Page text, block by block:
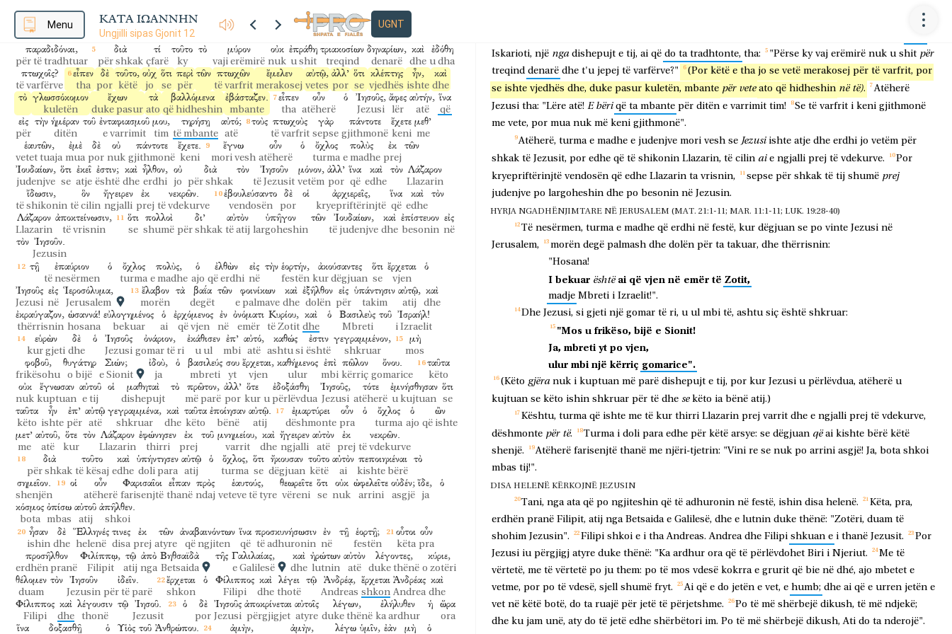
Menu ΚΑΤΑ ΙΩΑΝΝΗΝ
Ungjilli sipas Gjonit 12
UGNT
dhe fshiu flokëve të saj këmbët shtëpia u mbush prej aromës
μύρου.
së vajit erëmirë
λέγει
thotë
δὲ
por
Ἰούδας
Juda
ὁ Ἰσκαριώτης,
Iskarioti
εἷς μαθητῶν
i dishepujve
αὐτοῦ,
të tij
ὁ μέλλων
që ishte gati
παραδιδόναι,
për të tradhtuar
διὰ
për shkak
τί
çfarë
τοῦτο
ky
τὸ μύρον
vaji erëmirë
οὐκ
nuk
ἐπράθη
u shit
τριακοσίων
treqind
δηναρίων,
denarë
καὶ
dhe
ἐδόθη
u dha
πτωχοῖς?
të varfërve
εἶπεν
tha
δὲ
por
τοῦτο,
këtë
οὐχ
jo
ὅτι
se
περὶ
për
τῶν πτωχῶν
të varfrit
ἔμελεν
merakosej
αὐτῷ,
vetes
ἀλλ’
por
ὅτι
se
κλέπτης
vjedhës
ἦν,
ishte
καὶ
dhe
τὸ γλωσσόκομον
kuletën
ἔχων
duke pasur
τὰ
ato
βαλλόμενα
që hidheshin
ἐβάσταζεν.
mbante
εἶπεν
tha
οὖν
atëherë
ὁ Ἰησοῦς,
Jezusi
ἄφες
lër
αὐτήν,
atë
ἵνα
që
εἰς
për
τὴν ἡμέραν
ditën
τοῦ ἐνταφιασμοῦ
e varrimit
μου,
tim
τηρήσῃ
të mbante
αὐτό;
atë
τοὺς πτωχοὺς
të varfrit
γὰρ
sepse
πάντοτε
gjithmonë
ἔχετε
keni
μεθ’
me
ἑαυτῶν,
vetet tuaja
ἐμὲ
mua
δὲ
por
οὐ
nuk
πάντοτε
gjithmonë
ἔχετε.
keni
ἔγνω
mori vesh
οὖν
atëherë
ὁ ὄχλος
turma
πολὺς
e madhe
ἐκ
prej
τῶν
Ἰουδαίων,
judenjve
ὅτι
se
ἐκεῖ
atje
ἐστιν;
është
καὶ
dhe
ἦλθον,
erdhi
οὐ
jo
διὰ
për shkak
τὸν Ἰησοῦν
të Jezusit
μόνον,
vetëm
ἀλλ’
por
ἵνα
që
καὶ
edhe
τὸν Λάζαρον
Llazarin
ἴδωσιν,
të shikonin
ὃν
të cilin
ἤγειρεν
ngjalli
ἐκ
prej
νεκρῶν.
të vdekurve
ἐβουλεύσαντο
vendosën
δὲ
por
οἱ ἀρχιερεῖς,
kryepriftërinjtë
ἵνα
që
καὶ
edhe
τὸν
Λάζαρον
Llazarin
ἀποκτείνωσιν,
të vrisnin
ὅτι
se
πολλοὶ
shumë
δι’
për shkak
αὐτὸν
të atij
ὑπῆγον
largoheshin
τῶν Ἰουδαίων,
të judenjve
καὶ
dhe
ἐπίστευον
besonin
εἰς
në
τὸν Ἰησοῦν.
Jezusin
τῇ ἐπαύριον
të nesërmen
ὁ ὄχλος
turma
πολὺς,
e madhe
ὁ
ajo
ἐλθὼν
që erdhi
εἰς
në
τὴν ἑορτήν,
festën
ἀκούσαντες
kur dëgjuan
ὅτι
se
ἔρχεται
vjen
ὁ
Ἰησοῦς
Jezusi
εἰς
në
Ἱεροσόλυμα,
Jerusalem
ἔλαβον
morën
τὰ βαΐα
degët
τῶν φοινίκων
e palmave
καὶ
dhe
ἐξῆλθον
dolën
εἰς
për
ὑπάντησιν
takim
αὐτῷ,
atij
καὶ
dhe
ἐκραύγαζον,
thërrisnin
ὡσαννά!
hosana
εὐλογημένος
bekuar
ὁ
ai
ἐρχόμενος
që vjen
ἐν
në
ὀνόματι
emër
Κυρίου,
të Zotit
καὶ
dhe
ὁ Βασιλεὺς
Mbreti
τοῦ Ἰσραήλ!
i Izraelit
εὑρὼν
kur gjeti
δὲ
dhe
ὁ Ἰησοῦς
Jezusi
ὀνάριον,
gomar të ri
ἐκάθισεν
u ul
ἐπ’
mbi
αὐτό,
atë
καθώς
ashtu si
ἐστιν
është
γεγραμμένον,
shkruar
μὴ
mos
φοβοῦ,
frikësohu
θυγάτηρ
o bijë
Σιών;
e Sionit
ἰδοὺ,
ja
ὁ βασιλεύς
mbreti
σου
yt
ἔρχεται,
vjen
καθήμενος
ulur
ἐπὶ
mbi
πῶλον
kërriç
ὄνου.
gomarice
ταῦτα
këto
οὐκ
nuk
ἔγνωσαν
kuptuan
αὐτοῦ
e tij
οἱ μαθηταὶ
dishepujt
τὸ πρῶτον,
më parë
ἀλλ’
por
ὅτε
kur
ἐδοξάσθη
u përlëvdua
Ἰησοῦς,
Jezusi
τότε
atëherë
ἐμνήσθησαν
u kujtuan
ὅτι
se
ταῦτα
këto
ἦν
ishte
ἐπ’
për
αὐτῷ
atë
γεγραμμένα,
shkruar
καὶ
dhe
ταῦτα
këto
ἐποίησαν
bënë
αὐτῷ.
atij
ἐμαρτύρει
dëshmonte
οὖν
pra
ὁ ὄχλος
turma
ὁ
ajo
ὢν
që ishte
μετ’
me
αὐτοῦ,
atë
ὅτε
kur
τὸν Λάζαρον
Llazarin
ἐφώνησεν
thirri
ἐκ
prej
τοῦ μνημείου,
varrit
καὶ
dhe
ἤγειρεν
ngjalli
αὐτὸν
atë
ἐκ
prej
νεκρῶν.
të vdekurve
διὰ
për shkak
τοῦτο
të kësaj
καὶ
edhe
ὑπήντησεν
doli para
αὐτῷ
atij
ὁ ὄχλος,
turma
ὅτι
se
ἤκουσαν
dëgjuan
τοῦτο
këtë
αὐτὸν
ai
πεποιηκέναι
kishte bërë
τὸ
σημεῖον.
shenjën
οἱ οὖν
atëherë
Φαρισαῖοι
farisenjtë
εἶπαν
thanë
πρὸς
ndaj
ἑαυτούς,
veteve të tyre
θεωρεῖτε
vëreni
ὅτι
se
οὐκ
nuk
ὠφελεῖτε
arrini
οὐδέν;
asgjë
ἴδε,
ja
ὁ
κόσμος
bota
ὀπίσω
mbas
αὐτοῦ
atij
ἀπῆλθεν.
shkoi
ἦσαν
ishin
δὲ
dhe
Ἕλληνές
helenë
τινες
disa
ἐκ
prej
τῶν
atyre
ἀναβαινόντων
që ngjiten
ἵνα
që
προσκυνήσωσιν
të adhuronin
ἐν
në
τῇ ἑορτῇ;
festën
οὗτοι
këta
οὖν
pra
προσῆλθον
erdhën pranë
Φιλίππῳ,
Filipit
τῷ
atij
ἀπὸ
nga
Βηθσαϊδὰ
Betsaida
τῆς Γαλιλαίας,
e Galilesë
καὶ
dhe
ἠρώτων
lutnin
αὐτὸν
atë
λέγοντες,
duke thënë
κύριε,
o zotëri
θέλομεν
duam
τὸν Ἰησοῦν
Jezusin
ἰδεῖν.
për të parë
ἔρχεται
shkon
ὁ Φίλιππος
Filipi
καὶ
dhe
λέγει
thotë
τῷ Ἀνδρέᾳ,
Andreas
ἔρχεται
shkon
Ἀνδρέας
Andrea
καὶ
dhe
Φίλιππος
Filipi
καὶ
dhe
λέγουσιν
thonë
τῷ Ἰησοῦ.
Jezusit
ὁ δὲ
por
Ἰησοῦς
Jezusi
ἀποκρίνεται
përgjigjet
αὐτοῖς
atyre
λέγων,
duke thënë
ἐλήλυθεν
ka ardhur
ἡ ὥρα
ora
ἵνα δοξασθῇ ὁ Υἱὸς τοῦ Ἀνθρώπου. ἀμὴν, ἀμὴν, λέγω ὑμῖν, ἐὰν μὴ ὁ
Iskarioti, një nga dishepujt e tij, ai që do ta tradhtonte, tha: "Përse ky vaj erëmirë nuk u shit për
treqind denarë dhe t'u jepej të varfërve?" (Por këtë e tha jo se vetë merakosej për të varfrit, por
se ishte vjedhës dhe, duke pasur kuletën, mbante për vete ato që hidheshin në të).
Atëherë
Jezusi tha: "Lëre atë! E bëri që ta mbante për ditën e varrimit tim! Se të varfrit i keni gjithmonë
me vete, por mua nuk më keni gjithmonë".
Atëherë, turma e madhe e judenjve mori vesh se Jezusi ishte atje dhe erdhi jo vetëm për
shkak të Jezusit, por edhe që të shikonin Llazarin, të cilin ai e ngjalli prej të vdekurve.
Por
kryepriftërinjtë vendosën që edhe Llazarin ta vrisnin, sepse për shkak të tij shumë prej
judenjve po largoheshin dhe po besonin në Jezusin.
HYRJA NGADHËNJIMTARE NË JERUSALEM (MAT. 21:1-11; MAR. 11:1-11; LUK. 19:28-40)
Të nesërmen, turma e madhe që erdhi në festë, kur dëgjuan se po vinte Jezusi në
Jerusalem,
morën degë palmash dhe dolën për ta takuar, dhe thërrisnin:
"Hosana!
I bekuar është ai që vjen në emër të Zotit,
madje Mbreti i Izraelit!".
Dhe Jezusi, si gjeti një gomar të ri, u ul mbi të, ashtu siç është shkruar:
"Mos u frikëso, bijë e Sionit!
Ja, mbreti yt po vjen,
ulur mbi një kërriç gomarice".
(Këto gjëra nuk i kuptuan më parë dishepujt e tij, por kur Jezusi u përlëvdua, atëherë u
kujtuan se këto ishin shkruar për të dhe se këto ia bënë atij.)
Kështu, turma që ishte me të kur thirri Llazarin prej varrit dhe e ngjalli prej të vdekurve,
dëshmonte për të. Turma i doli para edhe për këtë arsye: se dëgjuan që ai kishte bërë këtë
shenjë.
Atëherë farisenjtë thanë me njëri-tjetrin: "Vini re se nuk po arrini asgjë! Ja, bota shkoi
mbas tij!".
DISA HELENË KËRKOJNË JEZUSIN
Tani, nga ata që po ngjiteshin që të adhuronin në festë, ishin disa helenë. Këta, pra,
erdhën pranë Filipit, atij nga Betsaida e Galilesë, dhe e lutnin duke thënë: "Zotëri, duam të
shohim Jezusin". Filipi shkoi e i tha Andreas. Andrea dhe Filipi shkuan e i thanë Jezusit.
Por
Jezusi iu përgjigj atyre duke thënë: "Ka ardhur ora që të përlëvdohet Biri i Njeriut. Me të
vërtetë, me të vërtetë po ju them: po të mos vdesë kokrra e grurit që bie në dhé, ajo mbetet e
vetme, por po të vdesë, sjell shumë fryt. Ai që e do jetën e vet, e humb; dhe ai që e urren jetën e
vet në këtë botë, do ta ruajë për jetë të përjetshme. Po të më shërbejë dikush, të më ndjekë;
dhe ku jam unë, aty do të jetë edhe shërbëtori im. Po të më shërbejë dikush, Ati do ta nderojë".